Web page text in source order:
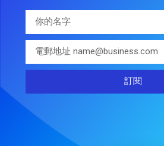
訂閱